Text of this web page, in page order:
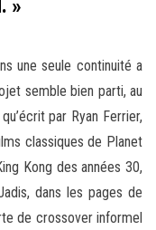
»
une seule continuité a
semble bien parti, au
par Ryan Ferrier,
classiques de Planet
Kong des années 30,
dans les pages de
de crossover informel